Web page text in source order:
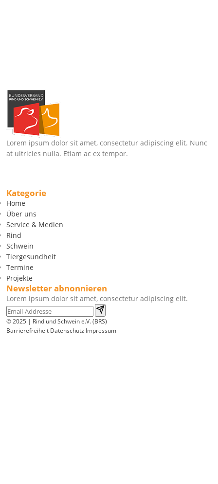
Lorem ipsum dolor sit amet, consectetur adipiscing elit. Nunc
at ultricies nulla. Etiam ac ex tempor.
Kategorie
Home
Über uns
Service & Medien
Rind
Schwein
Tiergesundheit
Termine
Projekte
Newsletter abnonnieren
Lorem ipsum dolor sit amet, consectetur adipiscing elit.
© 2025 | Rind und Schwein e.V. (BRS)
Barrierefreiheit Datenschutz Impressum